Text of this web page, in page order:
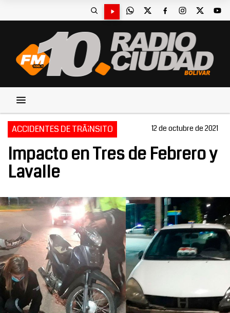
ACCIDENTES DE TRÃ¡NSITO 12 de octubre de 2021
Impacto en Tres de Febrero y
Lavalle